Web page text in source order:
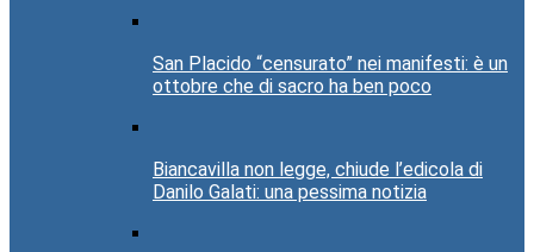
San Placido “censurato” nei manifesti: è un
ottobre che di sacro ha ben poco
Biancavilla non legge, chiude l’edicola di
Danilo Galati: una pessima notizia